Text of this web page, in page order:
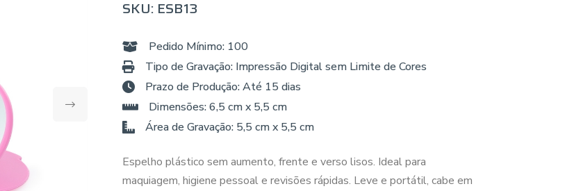
SKU: ESB13
Pedido Mínimo: 100
Tipo de Gravação: Impressão Digital sem Limite de Cores
Prazo de Produção: Até 15 dias
Dimensões: 6,5 cm x 5,5 cm
Área de Gravação: 5,5 cm x 5,5 cm
Espelho plástico sem aumento, frente e verso lisos. Ideal para
maquiagem, higiene pessoal e revisões rápidas. Leve e portátil, cabe em